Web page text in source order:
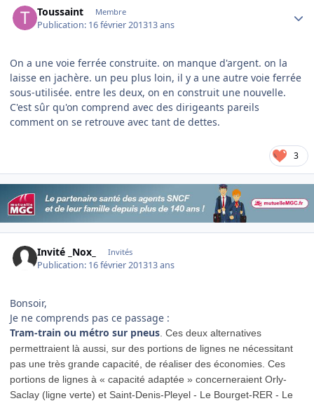
Toussaint Membre
Publication: 16 février 201313 ans
On a une voie ferrée construite. on manque d'argent. on la
laisse en jachère. un peu plus loin, il y a une autre voie ferrée
sous-utilisée. entre les deux, on en construit une nouvelle.
C'est sûr qu'on comprend avec des dirigeants pareils
comment on se retrouve avec tant de dettes.
3
Invité _Nox_ Invités
Publication: 16 février 201313 ans
Bonsoir,
Je ne comprends pas ce passage :
Tram-train ou métro sur pneus . Ces deux alternatives
permettraient là aussi, sur des portions de lignes ne nécessitant
pas une très grande capacité, de réaliser des économies. Ces
portions de lignes à « capacité adaptée » concerneraient Orly-
Saclay (ligne verte) et Saint-Denis-Pleyel - Le Bourget-RER - Le